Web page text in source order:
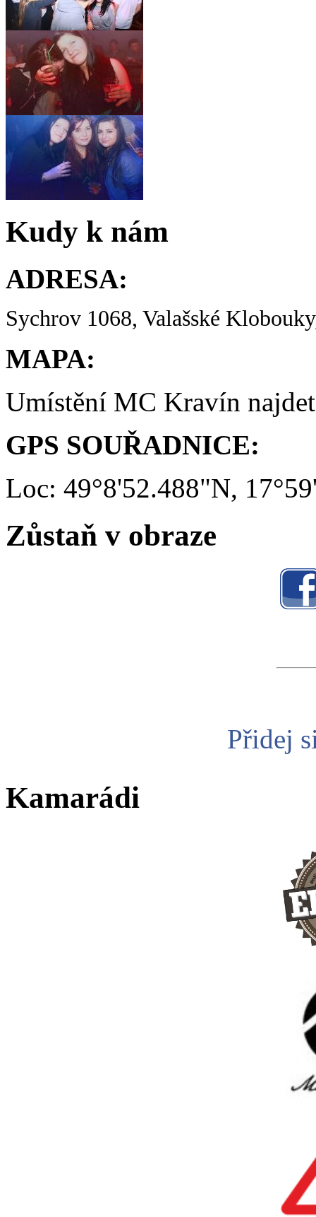
Kudy k nám
ADRESA:
Sychrov 1068, Valašské
MAPA:
Umístění MC Kravín
GPS SOUŘADNICE:
Loc: 49°8'52.488"N,
Zůstaň v obraze
Přidej
Kamarádi